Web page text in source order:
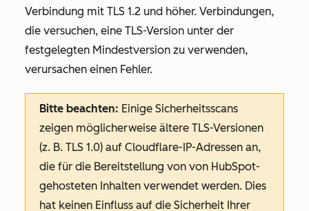
Verbindung mit TLS 1.2 und höher. Verbindungen,
die versuchen, eine TLS-Version unter der
festgelegten Mindestversion zu verwenden,
verursachen einen Fehler.
Bitte beachten: Einige Sicherheitsscans
zeigen möglicherweise ältere TLS-Versionen
(z. B. TLS 1.0) auf Cloudflare-IP-Adressen an,
die für die Bereitstellung von von HubSpot-
gehosteten Inhalten verwendet werden. Dies
hat keinen Einfluss auf die Sicherheit Ihrer